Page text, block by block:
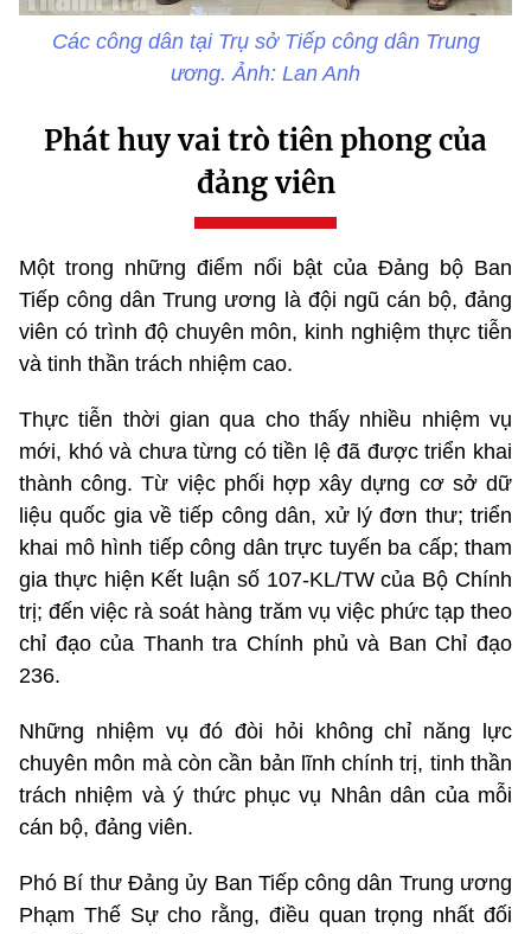
Các công dân tại Trụ sở Tiếp công dân Trung
ương. Ảnh: Lan Anh
Phát huy vai trò tiên phong của
đảng viên
Một trong những điểm nổi bật của Đảng bộ Ban
Tiếp công dân Trung ương là đội ngũ cán bộ, đảng
viên có trình độ chuyên môn, kinh nghiệm thực tiễn
và tinh thần trách nhiệm cao.
Thực tiễn thời gian qua cho thấy nhiều nhiệm vụ
mới, khó và chưa từng có tiền lệ đã được triển khai
thành công. Từ việc phối hợp xây dựng cơ sở dữ
liệu quốc gia về tiếp công dân, xử lý đơn thư; triển
khai mô hình tiếp công dân trực tuyến ba cấp; tham
gia thực hiện Kết luận số 107-KL/TW của Bộ Chính
trị; đến việc rà soát hàng trăm vụ việc phức tạp theo
chỉ đạo của Thanh tra Chính phủ và Ban Chỉ đạo
236.
Những nhiệm vụ đó đòi hỏi không chỉ năng lực
chuyên môn mà còn cần bản lĩnh chính trị, tinh thần
trách nhiệm và ý thức phục vụ Nhân dân của mỗi
cán bộ, đảng viên.
Phó Bí thư Đảng ủy Ban Tiếp công dân Trung ương
Phạm Thế Sự cho rằng, điều quan trọng nhất đối